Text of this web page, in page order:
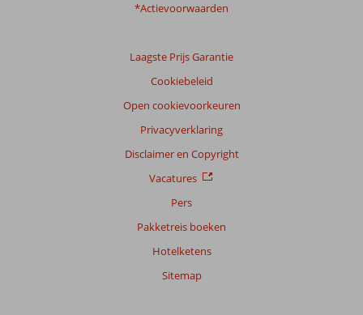
*Actievoorwaarden
Laagste Prijs Garantie
Cookiebeleid
Open cookievoorkeuren
Privacyverklaring
Disclaimer en Copyright
Vacatures
Pers
Pakketreis boeken
Hotelketens
Sitemap